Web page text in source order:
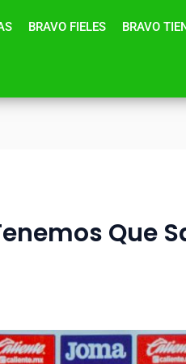
BRAVO FIELES BRAVO
Que